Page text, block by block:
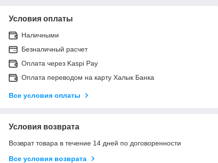
Условия оплаты
Наличными
Безналичный расчет
Оплата через Kaspi Pay
Оплата переводом на карту Халык Банка
Все условия оплаты
Условия возврата
Возврат товара в течение 14 дней по договоренности
Все условия возврата